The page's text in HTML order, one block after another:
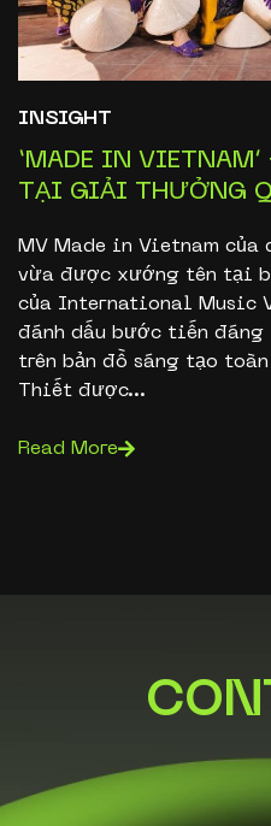
INSIGHT
‘MADE IN
TẠI GIẢI THƯỞNG
MV Made in Vietnam của
vừa được xướng tên tại
của International Music
đánh dấu bước tiến
trên bản đồ sáng tạo
Thiết được...
Read More